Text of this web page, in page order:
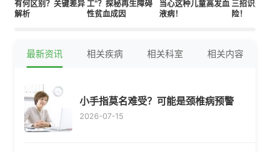
有何区别？关键差异
解析
工"？探秘再生障碍
性贫血成因
当心这种儿童高发血
液病！
三招识别
险！
最新资讯 相关疾病 相关科室 相关内容
小手指莫名难受？可能是颈椎病预警
2026-07-15